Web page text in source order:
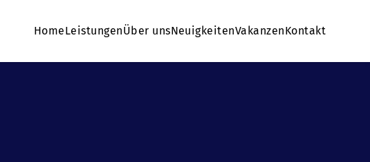
HomeLeistungenÜber unsNeuigkeitenVakanzenKontakt